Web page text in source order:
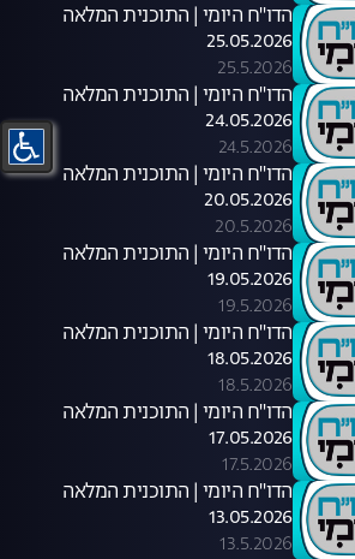
הדו"ח היומי | התוכנית המלאה
25.05.2026
25.5.2026
הדו"ח היומי | התוכנית המלאה
24.05.2026
24.5.2026
הדו"ח היומי | התוכנית המלאה
20.05.2026
20.5.2026
הדו"ח היומי | התוכנית המלאה
19.05.2026
19.5.2026
הדו"ח היומי | התוכנית המלאה
18.05.2026
18.5.2026
הדו"ח היומי | התוכנית המלאה
17.05.2026
17.5.2026
הדו"ח היומי | התוכנית המלאה
13.05.2026
13.5.2026